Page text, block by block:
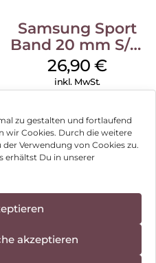
zu gestalten und fortlaufend
wir Cookies. Durch die weitere
Verwendung von Cookies zu.
erhältst Du in unserer
akzeptieren
Samsung Sport
Band 20 mm S/M
Galaxy Watch4
Serie Graphite
26,90€
inkl. MwSt.